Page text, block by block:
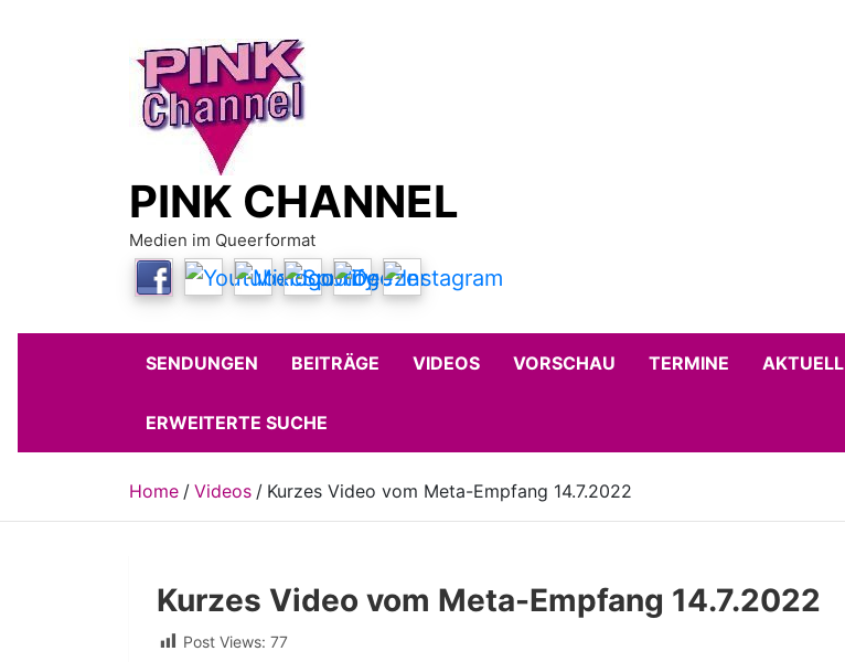
PINK CHANNEL
Medien im Queerformat
SENDUNGEN BEITRÄGE VIDEOS VORSCHAU TERMINE AKTUELL
ERWEITERTE SUCHE
Home Videos Kurzes Video vom Meta-Empfang 14.7.2022
Kurzes Video vom Meta-Empfang 14.7.2022
Post Views: 77